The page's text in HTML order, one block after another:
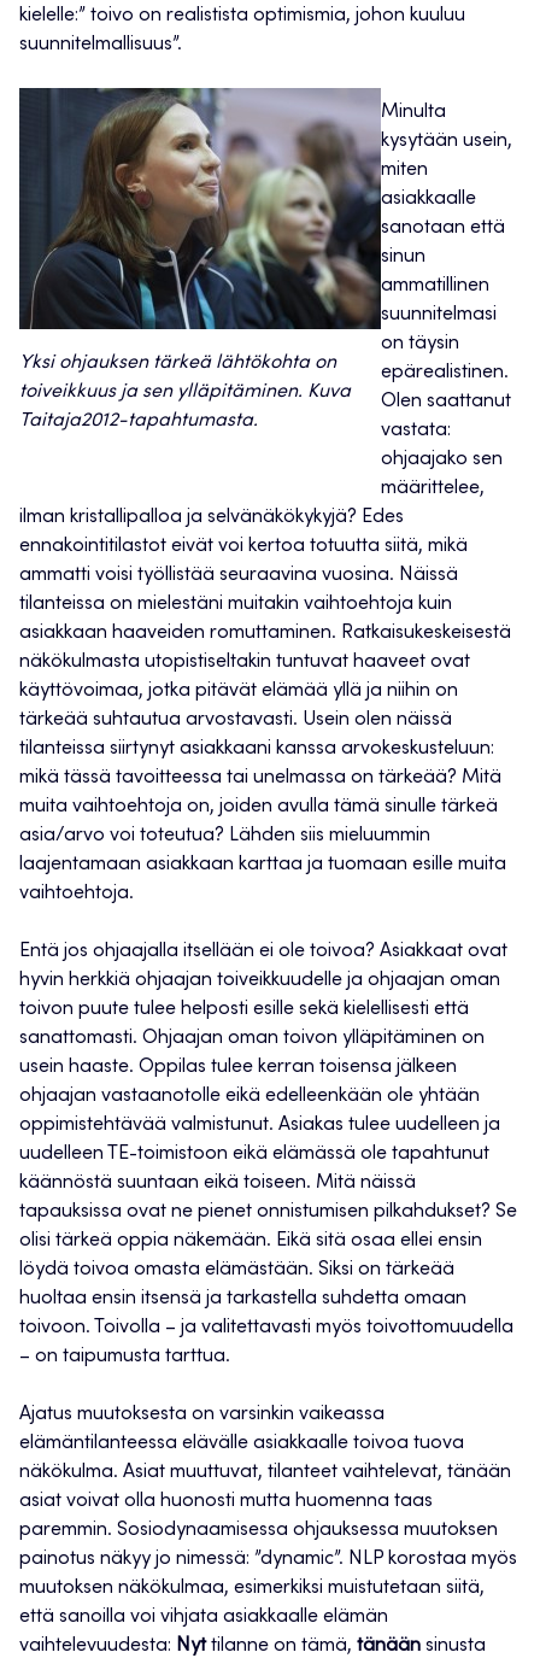
kielelle:” toivo on realistista optimismia, johon kuuluu
suunnitelmallisuus”.
Yksi ohjauksen tärkeä lähtökohta on
toiveikkuus ja sen ylläpitäminen. Kuva
Taitaja2012-tapahtumasta.
Minulta
kysytään usein,
miten
asiakkaalle
sanotaan että
sinun
ammatillinen
suunnitelmasi
on täysin
epärealistinen.
Olen saattanut
vastata:
ohjaajako sen
määrittelee,
ilman kristallipalloa ja selvänäkökykyjä? Edes
ennakointitilastot eivät voi kertoa totuutta siitä, mikä
ammatti voisi työllistää seuraavina vuosina. Näissä
tilanteissa on mielestäni muitakin vaihtoehtoja kuin
asiakkaan haaveiden romuttaminen. Ratkaisukeskeisestä
näkökulmasta utopistiseltakin tuntuvat haaveet ovat
käyttövoimaa, jotka pitävät elämää yllä ja niihin on
tärkeää suhtautua arvostavasti. Usein olen näissä
tilanteissa siirtynyt asiakkaani kanssa arvokeskusteluun:
mikä tässä tavoitteessa tai unelmassa on tärkeää? Mitä
muita vaihtoehtoja on, joiden avulla tämä sinulle tärkeä
asia/arvo voi toteutua? Lähden siis mieluummin
laajentamaan asiakkaan karttaa ja tuomaan esille muita
vaihtoehtoja.
Entä jos ohjaajalla itsellään ei ole toivoa? Asiakkaat ovat
hyvin herkkiä ohjaajan toiveikkuudelle ja ohjaajan oman
toivon puute tulee helposti esille sekä kielellisesti että
sanattomasti. Ohjaajan oman toivon ylläpitäminen on
usein haaste. Oppilas tulee kerran toisensa jälkeen
ohjaajan vastaanotolle eikä edelleenkään ole yhtään
oppimistehtävää valmistunut. Asiakas tulee uudelleen ja
uudelleen TE-toimistoon eikä elämässä ole tapahtunut
käännöstä suuntaan eikä toiseen. Mitä näissä
tapauksissa ovat ne pienet onnistumisen pilkahdukset? Se
olisi tärkeä oppia näkemään. Eikä sitä osaa ellei ensin
löydä toivoa omasta elämästään. Siksi on tärkeää
huoltaa ensin itsensä ja tarkastella suhdetta omaan
toivoon. Toivolla – ja valitettavasti myös toivottomuudella
– on taipumusta tarttua.
Ajatus muutoksesta on varsinkin vaikeassa
elämäntilanteessa elävälle asiakkaalle toivoa tuova
näkökulma. Asiat muuttuvat, tilanteet vaihtelevat, tänään
asiat voivat olla huonosti mutta huomenna taas
paremmin. Sosiodynaamisessa ohjauksessa muutoksen
painotus näkyy jo nimessä: ”dynamic”. NLP korostaa myös
muutoksen näkökulmaa, esimerkiksi muistutetaan siitä,
että sanoilla voi vihjata asiakkaalle elämän
vaihtelevuudesta: Nyttilanne on tämä, tänään sinusta